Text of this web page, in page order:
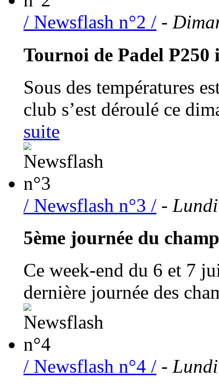
/ Newsflash n°2 / -
Tournoi de Padel P250
Sous des températures
club s’est déroulé ce
suite
/ Newsflash n°3 / -
5ème journée du
Ce week-end du 6 et 7
dernière journée des
/ Newsflash n°4 / -